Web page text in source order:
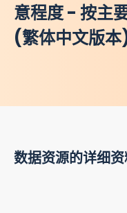
意程度 - 按主
(繁体中文版
数据资源的详细